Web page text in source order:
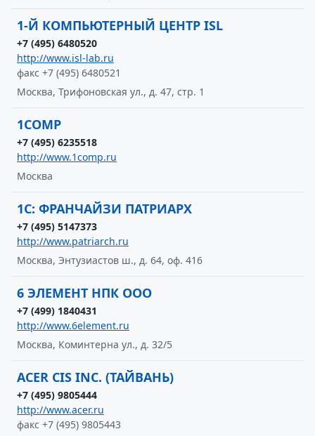
1-Й КОМПЬЮТЕРНЫЙ ЦЕНТР ISL
+7 (495) 6480520
http://www.isl-lab.ru
факс +7 (495) 6480521
Москва, Трифоновская ул., д. 47, стр. 1
1COMP
+7 (495) 6235518
http://www.1comp.ru
Москва
1С: ФРАНЧАЙЗИ ПАТРИАРХ
+7 (495) 5147373
http://www.patriarch.ru
Москва, Энтузиастов ш., д. 64, оф. 416
6 ЭЛЕМЕНТ НПК ООО
+7 (499) 1840431
http://www.6element.ru
Москва, Коминтерна ул., д. 32/5
ACER CIS INC. (ТАЙВАНЬ)
+7 (495) 9805444
http://www.acer.ru
факс +7 (495) 9805443